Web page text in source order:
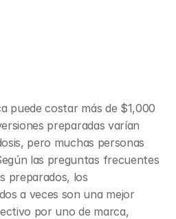
puede costar más de $1,000
preparadas varían
pero muchas personas
las preguntas frecuentes
preparados, los
a veces son una mejor
por uno de marca,